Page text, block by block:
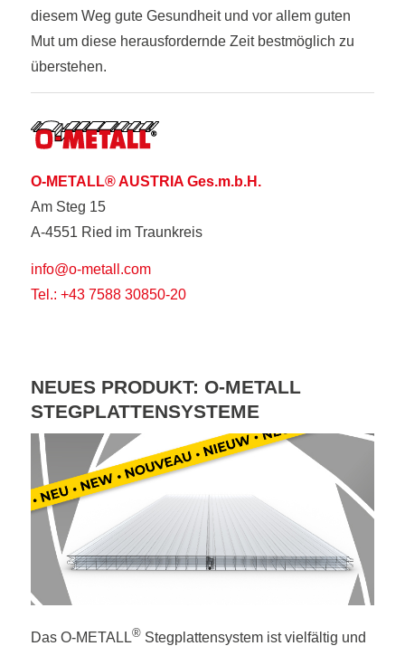
diesem Weg gute Gesundheit und vor allem guten
Mut um diese herausfordernde Zeit bestmöglich zu
überstehen.
O-METALL® AUSTRIA Ges.m.b.H.
Am Steg 15
A-4551 Ried im Traunkreis
info@o-metall.com
Tel.: +43 7588 30850-20
NEUES PRODUKT: O-METALL
STEGPLATTENSYSTEME
Das O-METALL®Stegplattensystem ist vielfältig und